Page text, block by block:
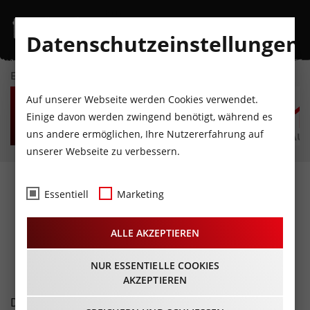
EVENTKALENDER
MO
10
AUGUST
DI
11
AUGUST
MI
12
AUGUST
DO
13
AUGUST
FR
14
AUGUST
Fotos- Luis aus Südtirol
live@B4 Zirl
24.05.2023
Der Luis aus Südtirol ist unterwegs. Und das seit über
Datenschutzeinstellungen
Auf unserer Webseite werden Cookies verwendet.
Einige davon werden zwingend benötigt, während es
uns andere ermöglichen, Ihre Nutzererfahrung auf
unserer Webseite zu verbessern.
Essentiell Marketing
ALLE AKZEPTIEREN
NUR ESSENTIELLE COOKIES
AKZEPTIEREN